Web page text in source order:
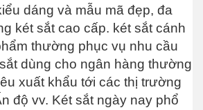
dáng và mẫu mã đẹp, đa
két sắt cao cấp. két sắt cánh
thường phục vụ nhu cầu
dùng cho ngân hàng thường
xuất khẩu tới các thị trường
độ vv. Két sắt ngày nay phổ